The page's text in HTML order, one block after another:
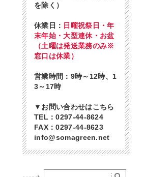
を除く）
休業日： 日曜祝祭日・年
末年始・大型連休・お盆
（土曜は発送業務のみ※
窓口は休業）
営業時間：9時～12時、1
3～17時
▼お問い合わせはこちら
TEL：0297-44-8624
FAX：0297-44-8623
info@somagreen.net